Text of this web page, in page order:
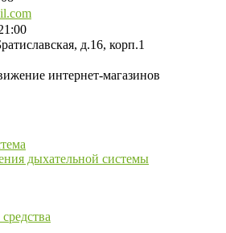
д.16, корп.1
интернет-магазинов
дыхательной системы